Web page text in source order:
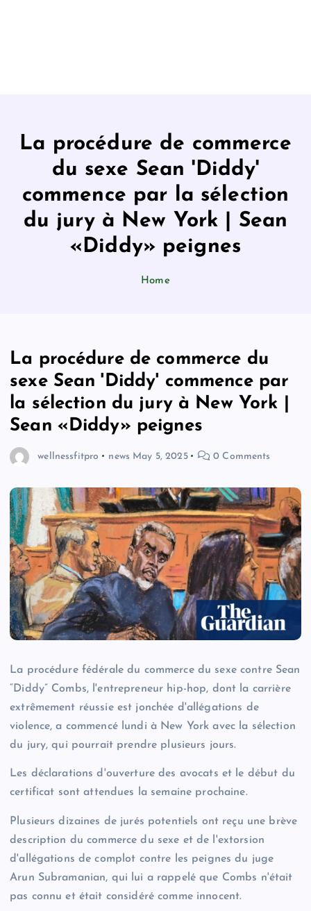
La procédure de commerce
du sexe Sean 'Diddy'
commence par la sélection
du jury à New York | Sean
«Diddy» peignes
Home
La procédure de commerce du
sexe Sean 'Diddy' commence par
la sélection du jury à New York |
Sean «Diddy» peignes
wellnessfitpro news May 5, 2025 0 Comments
La procédure fédérale du commerce du sexe contre Sean
“Diddy” Combs, l'entrepreneur hip-hop, dont la carrière
extrêmement réussie est jonchée d'allégations de
violence, a commencé lundi à New York avec la sélection
du jury, qui pourrait prendre plusieurs jours.
Les déclarations d'ouverture des avocats et le début du
certificat sont attendues la semaine prochaine.
Plusieurs dizaines de jurés potentiels ont reçu une brève
description du commerce du sexe et de l'extorsion
d'allégations de complot contre les peignes du juge
Arun Subramanian, qui lui a rappelé que Combs n'était
pas connu et était considéré comme innocent.